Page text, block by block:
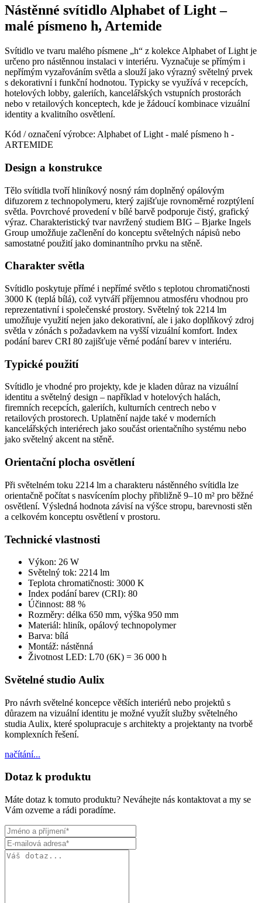
Nástěnné svítidlo Alphabet of Light –
malé písmeno h, Artemide
Svítidlo ve tvaru malého písmene „h“ z kolekce Alphabet of Light je
určeno pro nástěnnou instalaci v interiéru. Vyznačuje se přímým i
nepřímým vyzařováním světla a slouží jako výrazný světelný prvek
s dekorativní i funkční hodnotou. Typicky se využívá v recepcích,
hotelových lobby, galeriích, kancelářských vstupních prostorách
nebo v retailových konceptech, kde je žádoucí kombinace vizuální
identity a kvalitního osvětlení.
Kód / označení výrobce: Alphabet of Light - malé písmeno h -
ARTEMIDE
Design a konstrukce
Tělo svítidla tvoří hliníkový nosný rám doplněný opálovým
difuzorem z technopolymeru, který zajišťuje rovnoměrné rozptýlení
světla. Povrchové provedení v bílé barvě podporuje čistý, grafický
výraz. Charakteristický tvar navržený studiem BIG – Bjarke Ingels
Group umožňuje začlenění do konceptu světelných nápisů nebo
samostatné použití jako dominantního prvku na stěně.
Charakter světla
Svítidlo poskytuje přímé i nepřímé světlo s teplotou chromatičnosti
3000 K (teplá bílá), což vytváří příjemnou atmosféru vhodnou pro
reprezentativní i společenské prostory. Světelný tok 2214 lm
umožňuje využití nejen jako dekorativní, ale i jako doplňkový zdroj
světla v zónách s požadavkem na vyšší vizuální komfort. Index
podání barev CRI 80 zajišťuje věrné podání barev v interiéru.
Typické použití
Svítidlo je vhodné pro projekty, kde je kladen důraz na vizuální
identitu a světelný design – například v hotelových halách,
firemních recepcích, galeriích, kulturních centrech nebo v
retailových prostorech. Uplatnění najde také v moderních
kancelářských interiérech jako součást orientačního systému nebo
jako světelný akcent na stěně.
Orientační plocha osvětlení
Při světelném toku 2214 lm a charakteru nástěnného svítidla lze
orientačně počítat s nasvícením plochy přibližně 9–10 m² pro běžné
osvětlení. Výsledná hodnota závisí na výšce stropu, barevnosti stěn
a celkovém konceptu osvětlení v prostoru.
Technické vlastnosti
Výkon: 26 W
Světelný tok: 2214 lm
Teplota chromatičnosti: 3000 K
Index podání barev (CRI): 80
Účinnost: 88 %
Rozměry: délka 650 mm, výška 950 mm
Materiál: hliník, opálový technopolymer
Barva: bílá
Montáž: nástěnná
Životnost LED: L70 (6K) = 36 000 h
Světelné studio Aulix
Pro návrh světelné koncepce větších interiérů nebo projektů s
důrazem na vizuální identitu je možné využít služby světelného
studia Aulix, které spolupracuje s architekty a projektanty na tvorbě
komplexních řešení.
načítání...
Dotaz k produktu
Máte dotaz k tomuto produktu? Neváhejte nás kontaktovat a my se
Vám ozveme a rádi poradíme.